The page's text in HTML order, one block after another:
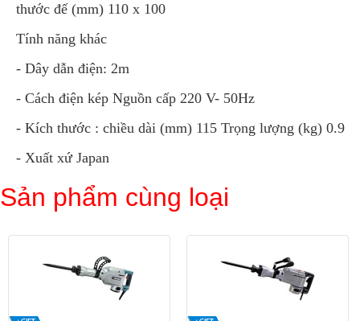
thước đế (mm) 110 x 100
Tính năng khác
- Dây dẫn điện: 2m
- Cách điện kép Nguồn cấp 220 V- 50Hz
- Kích thước : chiều dài (mm) 115 Trọng lượng (kg) 0.9
- Xuất xứ Japan
Sản phẩm cùng loại